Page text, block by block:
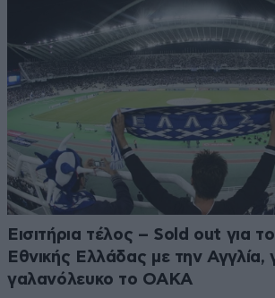
Εισιτήρια τέλος – Sold out για
Εθνικής Ελλάδας με την Αγγλία,
γαλανόλευκο το ΟΑΚΑ